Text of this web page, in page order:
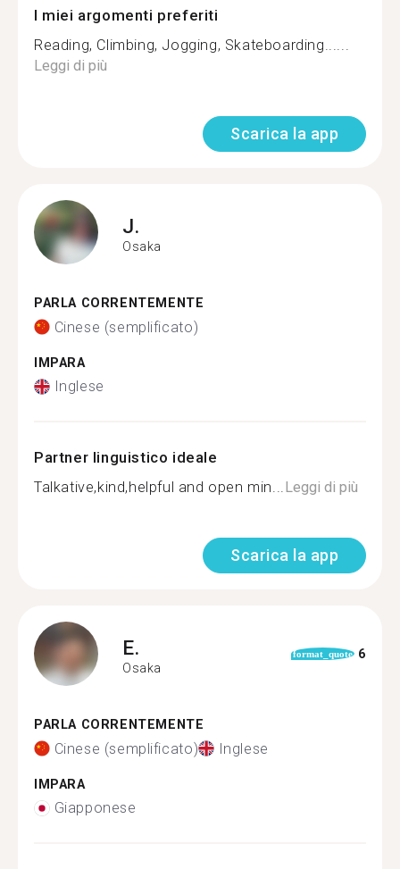
I miei argomenti preferiti
Reading, Climbing, Jogging, Skateboarding......
Leggi di più
Scarica la app
J.
Osaka
PARLA CORRENTEMENTE
Cinese (semplificato)
IMPARA
Inglese
Partner linguistico ideale
Talkative,kind,helpful and open min...Leggi di più
Scarica la app
E.
Osaka
format_quote 6
PARLA CORRENTEMENTE
Cinese (semplificato) Inglese
IMPARA
Giapponese